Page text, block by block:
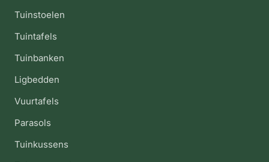
Tuinstoelen
Tuintafels
Tuinbanken
Ligbedden
Vuurtafels
Parasols
Tuinkussens